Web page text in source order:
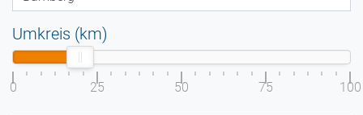
Umkreis (km)
0 25 50 75 100